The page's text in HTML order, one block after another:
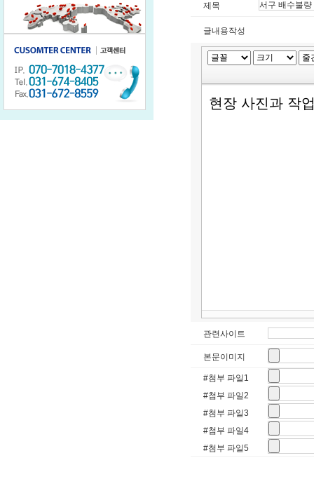
제목
글내용작성
관련사이트
본문이미지
#첨부 파일1
#첨부 파일2
#첨부 파일3
#첨부 파일4
#첨부 파일5